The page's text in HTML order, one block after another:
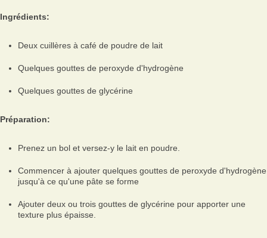
Ingrédients:
Deux cuillères à café de poudre de lait
Quelques gouttes de peroxyde d'hydrogène
Quelques gouttes de glycérine
Préparation:
Prenez un bol et versez-y le lait en poudre.
Commencer à ajouter quelques gouttes de peroxyde d'hydrogène
jusqu'à ce qu'une pâte se forme
Ajouter deux ou trois gouttes de glycérine pour apporter une
texture plus épaisse.